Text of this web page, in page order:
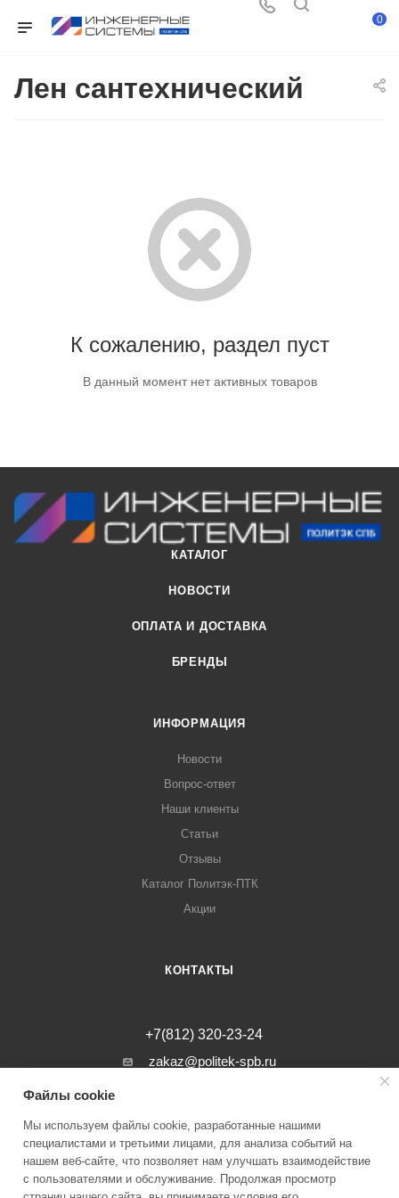
0
Лен сантехнический
К сожалению, раздел пуст
В данный момент нет активных товаров
КАТАЛОГ
НОВОСТИ
ОПЛАТА И ДОСТАВКА
БРЕНДЫ
ИНФОРМАЦИЯ
Новости
Вопрос-ответ
Наши клиенты
Статьи
Отзывы
Каталог Политэк-ПТК
Акции
КОНТАКТЫ
+7(812) 320-23-24
zakaz@politek-spb.ru
г. Санкт-Петербург, Минеральная ул, д.
Файлы cookie
Мы используем файлы cookie, разработанные нашими
специалистами и третьими лицами, для анализа событий на
нашем веб-сайте, что позволяет нам улучшать взаимодействие
с пользователями и обслуживание. Продолжая просмотр